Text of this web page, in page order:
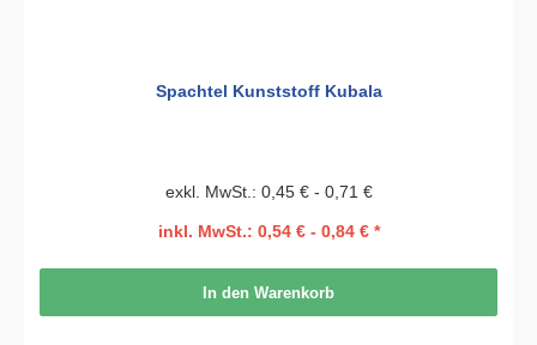
Spachtel Kunststoff Kubala
exkl. MwSt.: 0,45 € - 0,71 €
inkl. MwSt.: 0,54 € - 0,84 € *
In den Warenkorb